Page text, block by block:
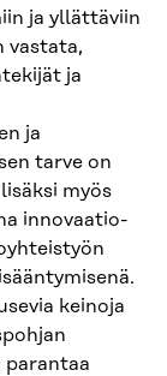
ja yllättäviin
vastata,
ja
ja
tarve on
myös
innovaatio-
keinoja